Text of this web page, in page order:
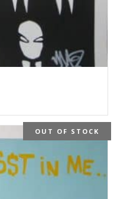
OUT OF STOCK